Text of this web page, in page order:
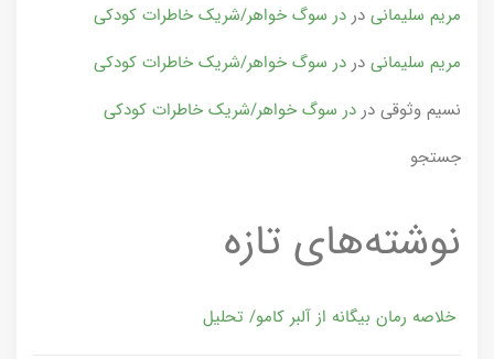
مریم سلیمانی در در سوگ خواهر/شریک خاطرات کودکی
مریم سلیمانی در در سوگ خواهر/شریک خاطرات کودکی
نسیم وثوقی در در سوگ خواهر/شریک خاطرات کودکی
جستجو
نوشته‌های تازه
خلاصه رمان بیگانه از آلبر کامو/ تحلیل